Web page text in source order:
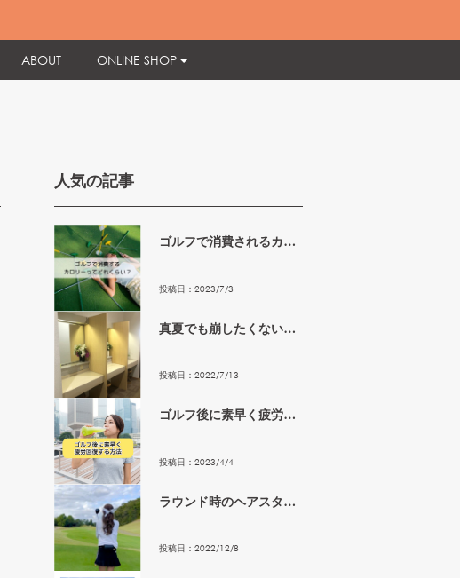
ABOUT ONLINE SHOP
人気の記事
ゴルフで消費されるカロ
投稿日： 2023/7/3
真夏でも崩したくないメ
投稿日： 2022/7/13
ゴルフ後に素早く疲労回
投稿日： 2023/4/4
ラウンド時のヘアスタイ
投稿日： 2022/12/8